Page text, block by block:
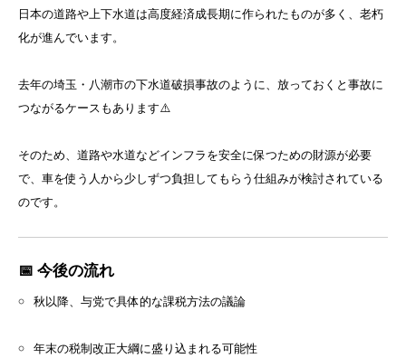
日本の道路や上下水道は高度経済成長期に作られたものが多く、老朽
化が進んでいます。
去年の埼玉・八潮市の下水道破損事故のように、放っておくと事故に
つながるケースもあります⚠️
そのため、道路や水道などインフラを安全に保つための財源が必要
で、車を使う人から少しずつ負担してもらう仕組みが検討されている
のです。
📅 今後の流れ
秋以降、与党で具体的な課税方法の議論
年末の税制改正大綱に盛り込まれる可能性